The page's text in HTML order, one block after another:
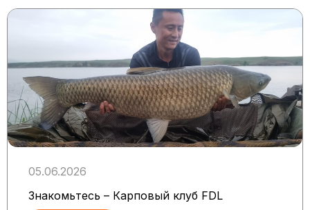
05.06.2026
Знакомьтесь – Карповый клуб FDL